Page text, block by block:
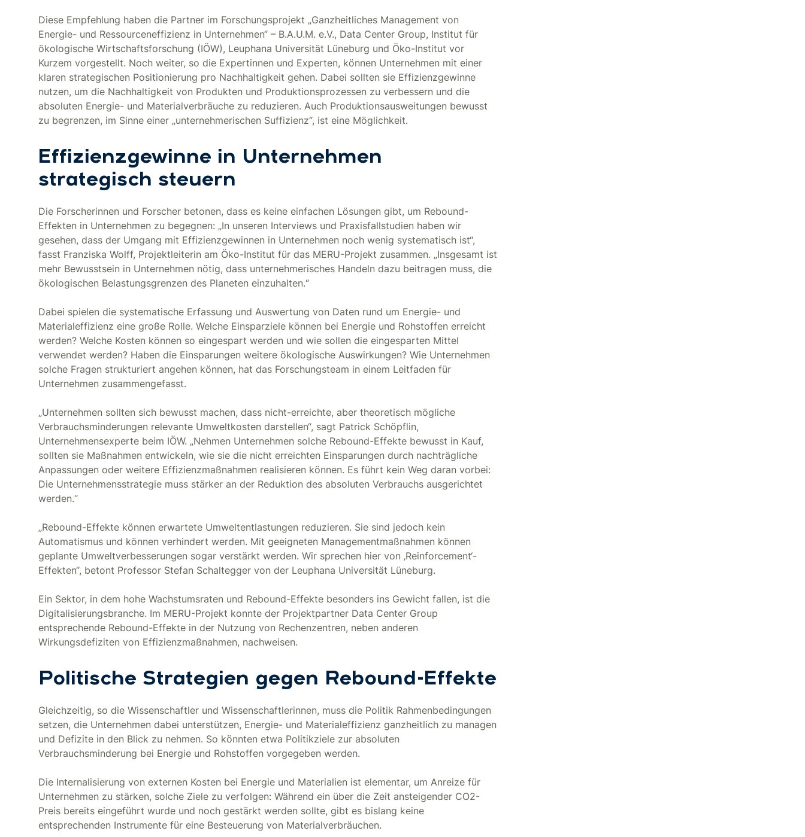
Diese Empfehlung haben die Partner im Forschungsprojekt „Ganzheitliches Management von
Energie- und Ressourceneffizienz in Unternehmen“ – B.A.U.M. e.V., Data Center Group, Institut für
ökologische Wirtschaftsforschung (IÖW), Leuphana Universität Lüneburg und Öko-Institut vor
Kurzem vorgestellt. Noch weiter, so die Expertinnen und Experten, können Unternehmen mit einer
klaren strategischen Positionierung pro Nachhaltigkeit gehen. Dabei sollten sie Effizienzgewinne
nutzen, um die Nachhaltigkeit von Produkten und Produktionsprozessen zu verbessern und die
absoluten Energie- und Materialverbräuche zu reduzieren. Auch Produktionsausweitungen bewusst
zu begrenzen, im Sinne einer „unternehmerischen Suffizienz“, ist eine Möglichkeit.
Effizienzgewinne in Unternehmen
strategisch steuern
Die Forscherinnen und Forscher betonen, dass es keine einfachen Lösungen gibt, um Rebound-
Effekten in Unternehmen zu begegnen: „In unseren Interviews und Praxisfallstudien haben wir
gesehen, dass der Umgang mit Effizienzgewinnen in Unternehmen noch wenig systematisch ist“,
fasst Franziska Wolff, Projektleiterin am Öko-Institut für das MERU-Projekt zusammen. „Insgesamt ist
mehr Bewusstsein in Unternehmen nötig, dass unternehmerisches Handeln dazu beitragen muss, die
ökologischen Belastungsgrenzen des Planeten einzuhalten.“
Dabei spielen die systematische Erfassung und Auswertung von Daten rund um Energie- und
Materialeffizienz eine große Rolle. Welche Einsparziele können bei Energie und Rohstoffen erreicht
werden? Welche Kosten können so eingespart werden und wie sollen die eingesparten Mittel
verwendet werden? Haben die Einsparungen weitere ökologische Auswirkungen? Wie Unternehmen
solche Fragen strukturiert angehen können, hat das Forschungsteam in einem Leitfaden für
Unternehmen zusammengefasst.
„Unternehmen sollten sich bewusst machen, dass nicht-erreichte, aber theoretisch mögliche
Verbrauchsminderungen relevante Umweltkosten darstellen“, sagt Patrick Schöpflin,
Unternehmensexperte beim IÖW. „Nehmen Unternehmen solche Rebound-Effekte bewusst in Kauf,
sollten sie Maßnahmen entwickeln, wie sie die nicht erreichten Einsparungen durch nachträgliche
Anpassungen oder weitere Effizienzmaßnahmen realisieren können. Es führt kein Weg daran vorbei:
Die Unternehmensstrategie muss stärker an der Reduktion des absoluten Verbrauchs ausgerichtet
werden.“
„Rebound-Effekte können erwartete Umweltentlastungen reduzieren. Sie sind jedoch kein
Automatismus und können verhindert werden. Mit geeigneten Managementmaßnahmen können
geplante Umweltverbesserungen sogar verstärkt werden. Wir sprechen hier von ‚Reinforcement‘-
Effekten“, betont Professor Stefan Schaltegger von der Leuphana Universität Lüneburg.
Ein Sektor, in dem hohe Wachstumsraten und Rebound-Effekte besonders ins Gewicht fallen, ist die
Digitalisierungsbranche. Im MERU-Projekt konnte der Projektpartner Data Center Group
entsprechende Rebound-Effekte in der Nutzung von Rechenzentren, neben anderen
Wirkungsdefiziten von Effizienzmaßnahmen, nachweisen.
Politische Strategien gegen Rebound-Effekte
Gleichzeitig, so die Wissenschaftler und Wissenschaftlerinnen, muss die Politik Rahmenbedingungen
setzen, die Unternehmen dabei unterstützen, Energie- und Materialeffizienz ganzheitlich zu managen
und Defizite in den Blick zu nehmen. So könnten etwa Politikziele zur absoluten
Verbrauchsminderung bei Energie und Rohstoffen vorgegeben werden.
Die Internalisierung von externen Kosten bei Energie und Materialien ist elementar, um Anreize für
Unternehmen zu stärken, solche Ziele zu verfolgen: Während ein über die Zeit ansteigender CO2-
Preis bereits eingeführt wurde und noch gestärkt werden sollte, gibt es bislang keine
entsprechenden Instrumente für eine Besteuerung von Materialverbräuchen.